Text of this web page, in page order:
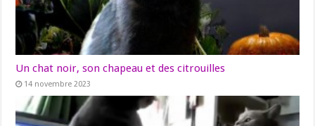
Un chat noir, son chapeau et des citrouilles
14 novembre 2023